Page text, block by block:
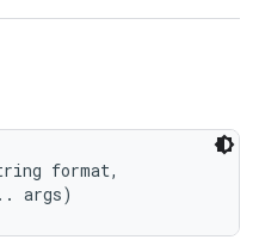
format,
args)